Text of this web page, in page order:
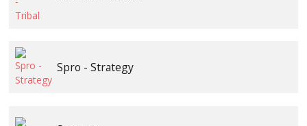
Spro - Strategy